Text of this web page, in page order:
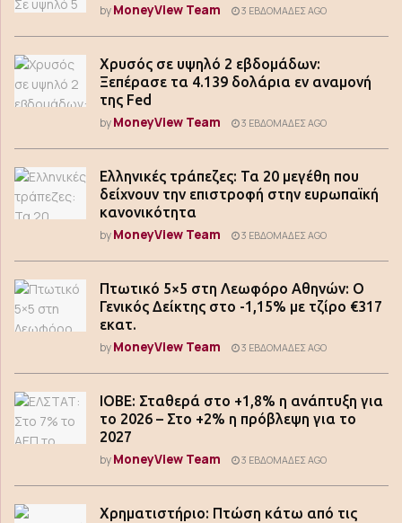
byMoneyView Team 3 ΕΒΔΟΜΆΔΕΣ AGO
Χρυσός σε υψηλό 2 εβδομάδων:
Ξεπέρασε τα 4.139 δολάρια εν αναμονή
της Fed
byMoneyView Team 3 ΕΒΔΟΜΆΔΕΣ AGO
Ελληνικές τράπεζες: Τα 20 μεγέθη που
δείχνουν την επιστροφή στην ευρωπαϊκή
κανονικότητα
byMoneyView Team 3 ΕΒΔΟΜΆΔΕΣ AGO
Πτωτικό 5×5 στη Λεωφόρο Αθηνών: Ο
Γενικός Δείκτης στο -1,15% με τζίρο €317
εκατ.
byMoneyView Team 3 ΕΒΔΟΜΆΔΕΣ AGO
ΙΟΒΕ: Σταθερά στο +1,8% η ανάπτυξη για
το 2026 – Στο +2% η πρόβλεψη για το
2027
byMoneyView Team 3 ΕΒΔΟΜΆΔΕΣ AGO
Χρηματιστήριο: Πτώση κάτω από τις